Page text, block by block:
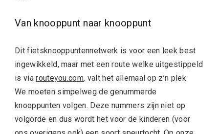
Van knooppunt naar knooppunt
Dit fietsknooppuntennetwerk is voor een leek best
ingewikkeld, maar met een route welke uitgestippeld
is viarouteyou.com, valt het allemaal op z’n plek.
We moeten simpelweg de genummerde
knooppunten volgen. Deze nummers zijn niet op
volgorde en dus wordt het voor de kinderen (voor